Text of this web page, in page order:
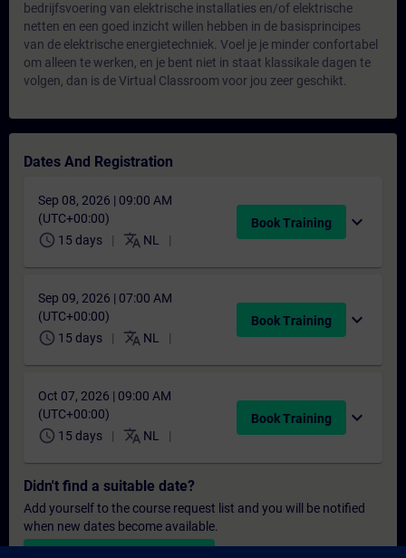
bedrijfsvoering van elektrische installaties en/of elektrische
netten en een goed inzicht willen hebben in de basisprincipes
van de elektrische energietechniek. Voel je je minder confortabel
om alleen te werken, en je bent niet in staat klassikale dagen te
volgen, dan is de Virtual Classroom voor jou zeer geschikt.
Dates And Registration
Sep 08, 2026 | 09:00 AM
(UTC+00:00)
schedule 15 days translate NL
Book Training expand_more
Sep 09, 2026 | 07:00 AM
(UTC+00:00)
schedule 15 days translate NL
Book Training expand_more
Oct 07, 2026 | 09:00 AM
(UTC+00:00)
schedule 15 days translate NL
Book Training expand_more
Didn't find a suitable date?
Add yourself to the course request list and you will be notified
when new dates become available.